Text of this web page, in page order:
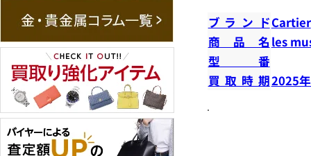
ブランドCartier
商品名 les
型番
買取時期2025